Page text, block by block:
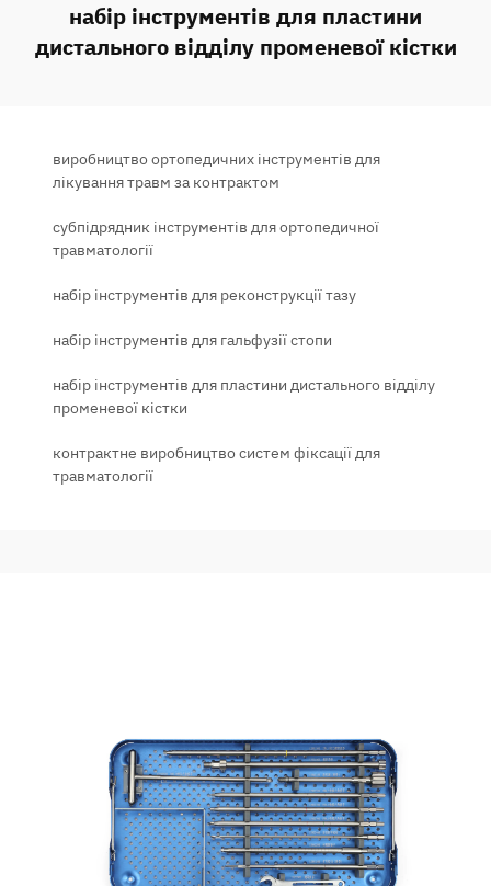
набір інструментів для пластини
дистального відділу променевої кістки
виробництво ортопедичних інструментів для
лікування травм за контрактом
субпідрядник інструментів для ортопедичної
травматології
набір інструментів для реконструкції тазу
набір інструментів для гальфузії стопи
набір інструментів для пластини дистального відділу
променевої кістки
контрактне виробництво систем фіксації для
травматології